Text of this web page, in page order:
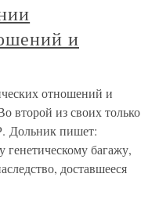
и
отношений и
второй из своих только
Дольник пишет:
багажу,
доставшееся